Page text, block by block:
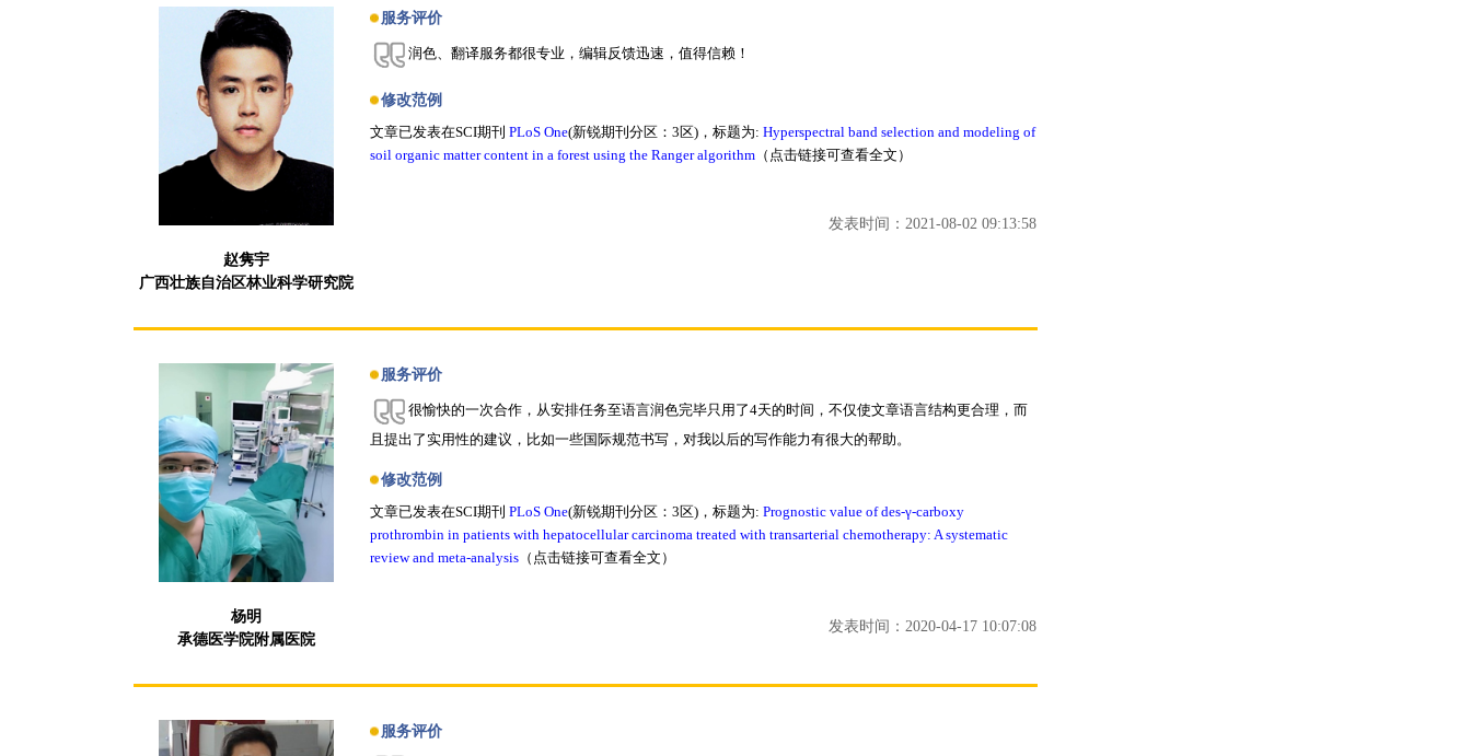
赵隽宇
广西壮族自治区林业科学研究院
服务评价
润色、翻译服务都很专业，编辑反馈迅速，值得信赖！
修改范例
文章已发表在SCI期刊 PLoS One(新锐期刊分区：3区)，标题为: Hyperspectral band selection and modeling of
soil organic matter content in a forest using the Ranger algorithm （点击链接可查看全文）
发表时间：2021-08-02 09:13:58
杨明
承德医学院附属医院
服务评价
很愉快的一次合作，从安排任务至语言润色完毕只用了4天的时间，不仅使文章语言结构更合理，而
且提出了实用性的建议，比如一些国际规范书写，对我以后的写作能力有很大的帮助。
修改范例
文章已发表在SCI期刊 PLoS One(新锐期刊分区：3区)，标题为: Prognostic value of des-γ-carboxy
prothrombin in patients with hepatocellular carcinoma treated with transarterial chemotherapy: A systematic
review and meta-analysis （点击链接可查看全文）
发表时间：2020-04-17 10:07:08
服务评价